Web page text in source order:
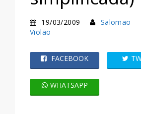
19/03/2009 Salomao
Violão
FACEBOOK
WHATSAPP